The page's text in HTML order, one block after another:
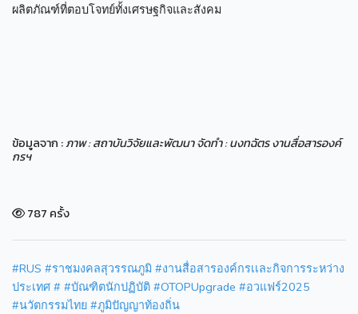
ผลิตภัณฑ์ที่ตอบโจทย์ทั้งเศรษฐกิจและสังคม
ข้อมูลจาก :ภาพ : สถาบันวิจัยและพัฒนา จัดทำ : นงทฉัตร งานสื่อสารองค์
กรฯ
787 ครั้ง
#RUS #ราชมงคลสุวรรณภูมิ #งานสื่อสารองค์กรเเละกิจการระหว่าง
ประเทศ # #บัณฑิตนักปฏิบัติ #OTOPUpgrade #อวแฟร์2025
#นวัตกรรมไทย #ภูมิปัญญาท้องถิ่น